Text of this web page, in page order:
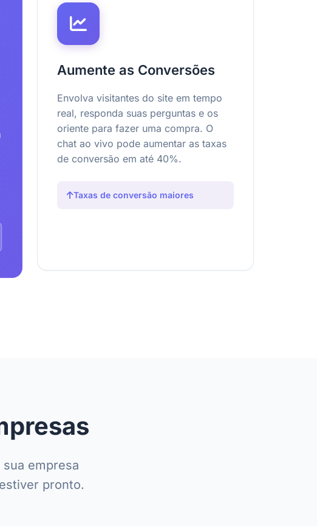
Aumente as Conversões
Envolva visitantes do site em tempo
real, responda suas perguntas e os
oriente para fazer uma compra. O
chat ao vivo pode aumentar as taxas
de conversão em até 40%.
Taxas de conversão maiores
empresa
pronto.